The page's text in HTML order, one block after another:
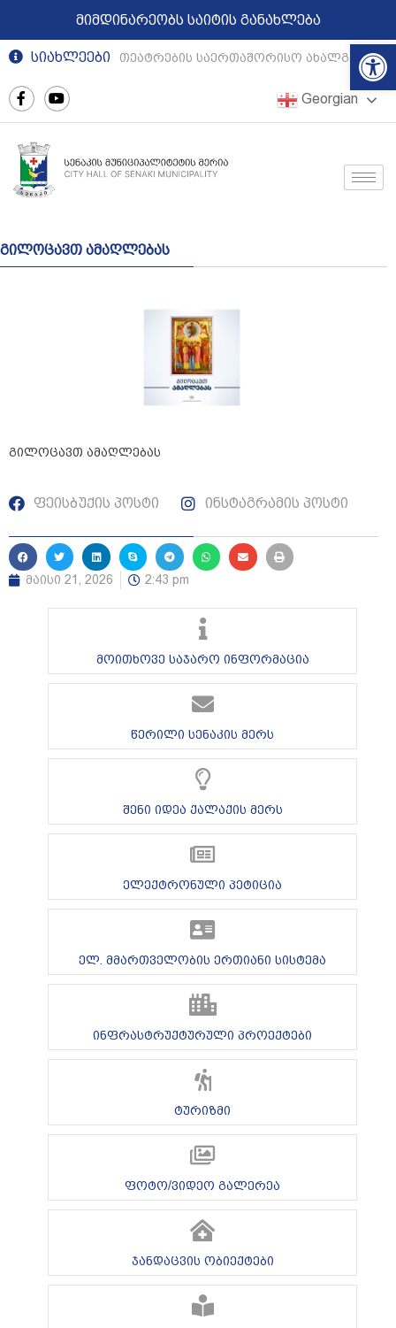
მიმდინარეობს საიტის განახლება
სიახლეები
რეგიონული თეატრების საერთაშორისო
Georgian
გილოცავთ ამაღლებას
გილოცავთ ამაღლებას
ფეისბუქის პოსტი ინსტაგრამის პოსტი
მაისი 21, 2026 2:43 pm
მოითხოვე საჯარო ინფორმაცია
წერილი სენაკის მერს
შენი იდეა ქალაქის მერს
ელექტრონული პეტიცია
ელ. მმართველობის ერთიანი სისტემა
ინფრასტრუქტურული პროექტები
ტურიზმი
ფოტო/ვიდეო გალერეა
ჯანდაცვის ობიექტები